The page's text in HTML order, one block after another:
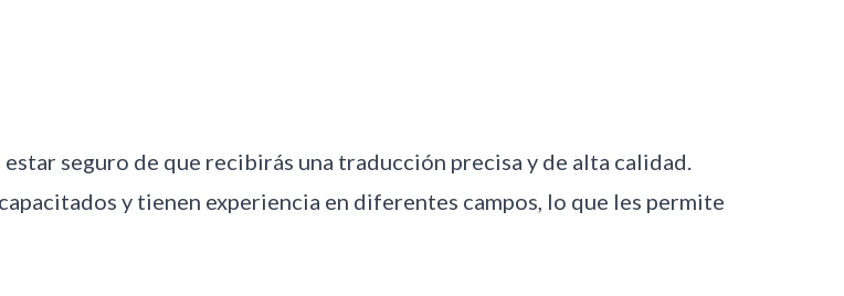
seguro de que recibirás una traducción precisa y de alta calidad.
y tienen experiencia en diferentes campos, lo que les permite